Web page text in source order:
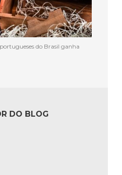
do Brasil ganha
DO BLOG